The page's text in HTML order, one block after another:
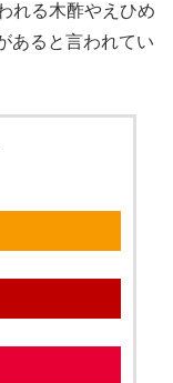
れる木酢やえひめ
あると言われてい